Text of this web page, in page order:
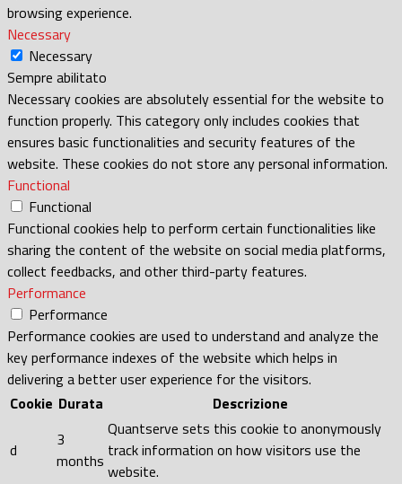
browsing experience.
Necessary
Necessary
Sempre abilitato
Necessary cookies are absolutely essential for the website to
function properly. This category only includes cookies that
ensures basic functionalities and security features of the
website. These cookies do not store any personal information.
Functional
Functional
Functional cookies help to perform certain functionalities like
sharing the content of the website on social media platforms,
collect feedbacks, and other third-party features.
Performance
Performance
Performance cookies are used to understand and analyze the
key performance indexes of the website which helps in
delivering a better user experience for the visitors.
Cookie Durata Descrizione
d
3
months
Quantserve sets this cookie to anonymously
track information on how visitors use the
website.